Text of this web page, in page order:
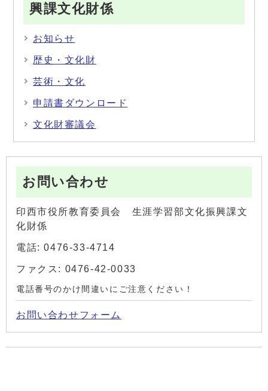
興課文化財係
お知らせ
歴史・文化財
芸術・文化
申請書ダウンロード
文化財審議会
お問い合わせ
印西市役所教育委員会 生涯学習部文化振興課文
化財係
電話: 0476-33-4714
ファクス: 0476-42-0033
電話番号のかけ間違いにご注意ください！
お問い合わせフォーム